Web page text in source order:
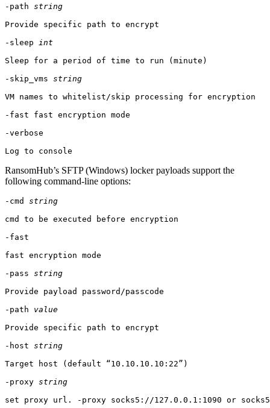
-path string
Provide specific path to encrypt
-sleep
int
Sleep for a period of time to run (minute)
-skip_vms string
VM names to whitelist/skip processing for encryption
-fast fast encryption mode
-verbose
Log to console
RansomHub’s SFTP (Windows) locker payloads support the
following command-line options:
-cmd string
cmd to be executed before encryption
-fast
fast encryption mode
-pass string
Provide payload password/passcode
-path value
Provide specific path to encrypt
-host string
Target host (default “10.10.10.10:22”)
-proxy string
set proxy url. -proxy socks5://127.0.0.1:1090 or